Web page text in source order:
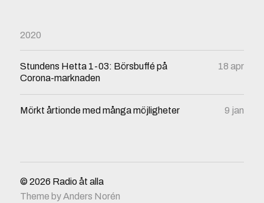
2020
Stundens Hetta 1-03: Börsbuffé på
Corona-marknaden
18 apr
Mörkt årtionde med många möjligheter 9 jan
© 2026 Radio åt alla
Theme byAnders Norén